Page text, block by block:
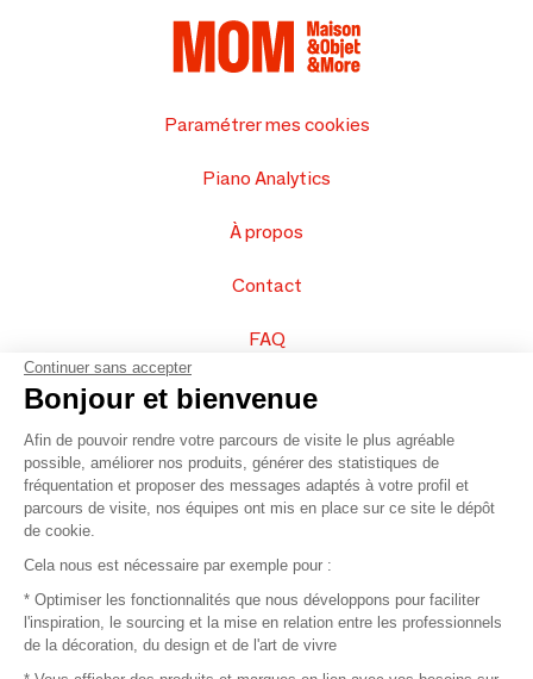
Paramétrer mes cookies
Piano Analytics
À propos
Contact
FAQ
Vendez vos produits
Plan du site
© 2016 –Organisation SAFI
Recrutement
Continuer sans accepter
Bonjour et bienvenue
Afin de pouvoir rendre votre parcours de visite le plus agréable
possible, améliorer nos produits, générer des statistiques de
fréquentation et proposer des messages adaptés à votre profil et
parcours de visite, nos équipes ont mis en place sur ce site le dépôt
de cookie.
Cela nous est nécessaire par exemple pour :
* Optimiser les fonctionnalités que nous développons pour faciliter
l'inspiration, le sourcing et la mise en relation entre les professionnels
de la décoration, du design et de l'art de vivre